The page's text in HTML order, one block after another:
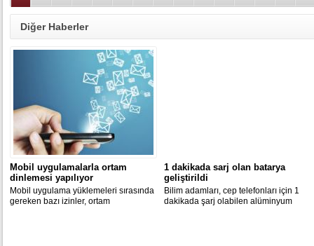
Diğer Haberler
Mobil uygulamalarla ortam
dinlemesi yapılıyor
Mobil uygulama yüklemeleri sırasında
gereken bazı izinler, ortam
1 dakikada sarj olan batarya
geliştirildi
Bilim adamları, cep telefonları için 1
dakikada şarj olabilen alüminyum